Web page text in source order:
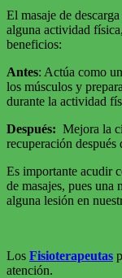
El masaje de
alguna actividad
beneficios:
Antes: Actúa como
los músculos y
durante la actividad
Después: Mejora la
recuperación
Es importante acudir
de masajes, pues una
alguna lesión en
Los Fisioterapeutas
atención.